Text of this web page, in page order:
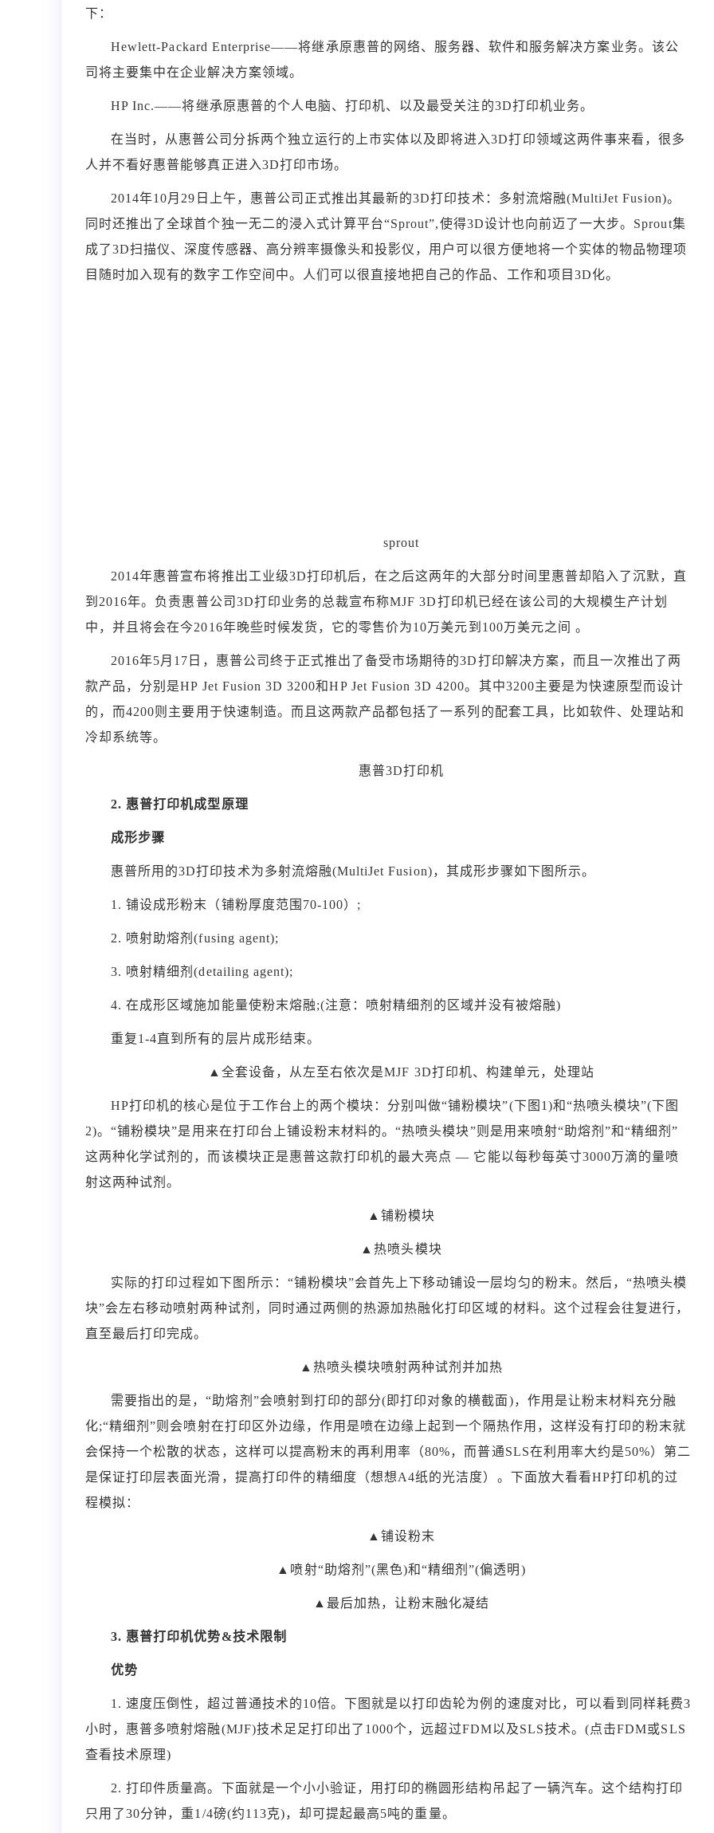
下：
Hewlett-Packard Enterprise——将继承原惠普的网络、服务器、软件和服务解决方案业务。该公
司将主要集中在企业解决方案领域。
HP Inc.——将继承原惠普的个人电脑、打印机、以及最受关注的3D打印机业务。
在当时，从惠普公司分拆两个独立运行的上市实体以及即将进入3D打印领域这两件事来看，很多
人并不看好惠普能够真正进入3D打印市场。
2014年10月29日上午，惠普公司正式推出其最新的3D打印技术：多射流熔融(MultiJet Fusion)。
同时还推出了全球首个独一无二的浸入式计算平台“Sprout”,使得3D设计也向前迈了一大步。Sprout集
成了3D扫描仪、深度传感器、高分辨率摄像头和投影仪，用户可以很方便地将一个实体的物品物理项
目随时加入现有的数字工作空间中。人们可以很直接地把自己的作品、工作和项目3D化。
sprout
2014年惠普宣布将推出工业级3D打印机后，在之后这两年的大部分时间里惠普却陷入了沉默，直
到2016年。负责惠普公司3D打印业务的总裁宣布称MJF 3D打印机已经在该公司的大规模生产计划
中，并且将会在今2016年晚些时候发货，它的零售价为10万美元到100万美元之间 。
2016年5月17日，惠普公司终于正式推出了备受市场期待的3D打印解决方案，而且一次推出了两
款产品，分别是HP Jet Fusion 3D 3200和HP Jet Fusion 3D 4200。其中3200主要是为快速原型而设计
的，而4200则主要用于快速制造。而且这两款产品都包括了一系列的配套工具，比如软件、处理站和
冷却系统等。
惠普3D打印机
2. 惠普打印机成型原理
成形步骤
惠普所用的3D打印技术为多射流熔融(MultiJet Fusion)，其成形步骤如下图所示。
1. 铺设成形粉末（铺粉厚度范围70-100）;
2. 喷射助熔剂(fusing agent);
3. 喷射精细剂(detailing agent);
4. 在成形区域施加能量使粉末熔融;(注意：喷射精细剂的区域并没有被熔融)
重复1-4直到所有的层片成形结束。
▲全套设备，从左至右依次是MJF 3D打印机、构建单元，处理站
HP打印机的核心是位于工作台上的两个模块：分别叫做“铺粉模块”(下图1)和“热喷头模块”(下图
2)。“铺粉模块”是用来在打印台上铺设粉末材料的。“热喷头模块”则是用来喷射“助熔剂”和“精细剂”
这两种化学试剂的，而该模块正是惠普这款打印机的最大亮点 — 它能以每秒每英寸3000万滴的量喷
射这两种试剂。
▲铺粉模块
▲热喷头模块
实际的打印过程如下图所示：“铺粉模块”会首先上下移动铺设一层均匀的粉末。然后，“热喷头模
块”会左右移动喷射两种试剂，同时通过两侧的热源加热融化打印区域的材料。这个过程会往复进行，
直至最后打印完成。
▲热喷头模块喷射两种试剂并加热
需要指出的是，“助熔剂”会喷射到打印的部分(即打印对象的横截面)，作用是让粉末材料充分融
化;“精细剂”则会喷射在打印区外边缘，作用是喷在边缘上起到一个隔热作用，这样没有打印的粉末就
会保持一个松散的状态，这样可以提高粉末的再利用率（80%，而普通SLS在利用率大约是50%）第二
是保证打印层表面光滑，提高打印件的精细度（想想A4纸的光洁度）。下面放大看看HP打印机的过
程模拟：
▲铺设粉末
▲喷射“助熔剂”(黑色)和“精细剂”(偏透明)
▲最后加热，让粉末融化凝结
3. 惠普打印机优势&技术限制
优势
1. 速度压倒性，超过普通技术的10倍。下图就是以打印齿轮为例的速度对比，可以看到同样耗费3
小时，惠普多喷射熔融(MJF)技术足足打印出了1000个，远超过FDM以及SLS技术。(点击FDM或SLS
查看技术原理)
2. 打印件质量高。下面就是一个小小验证，用打印的椭圆形结构吊起了一辆汽车。这个结构打印
只用了30分钟，重1/4磅(约113克)，却可提起最高5吨的重量。